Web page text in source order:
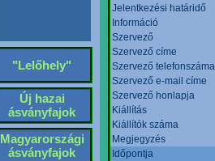
"Lelőhely"
Új hazai
ásványfajok
Magyarországi
ásványfajok
Jelentkezési határidő
Információ
Szervező
Szervező címe
Szervező telefonszáma
Szervező e-mail címe
Szervező honlapja
Kiállítás
Kiállítók száma
Megjegyzés
Időpontja